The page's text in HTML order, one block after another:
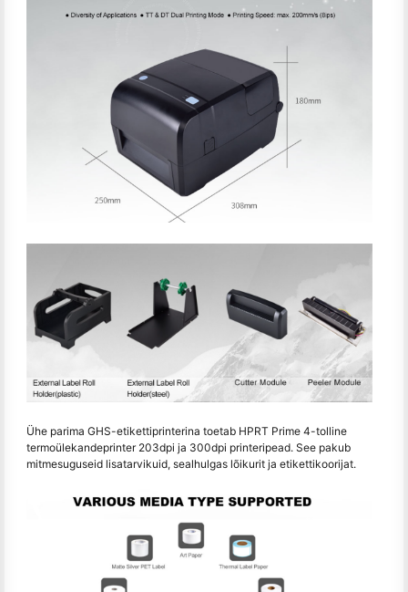
Ühe parima GHS-etikettiprinterina toetab HPRT Prime 4-tolline
termoülekandeprinter 203dpi ja 300dpi printeripead. See pakub
mitmesuguseid lisatarvikuid, sealhulgas lõikurit ja etikettikoorijat.